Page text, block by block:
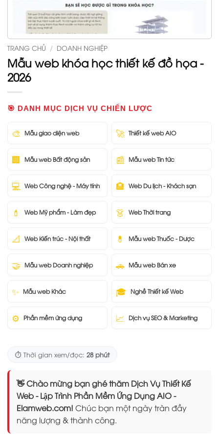
TRANG CHỦ / DOANH NGHIỆP
Mẫu web khóa học thiết kế đồ họa -
2026
🎯 DANH MỤC DỊCH VỤ CHIẾN LƯỢC
🎨 Mẫu giao diện web 🚀 Thiết kế web AIO
🏢 Mẫu web Bất động sản 📰 Mẫu web Tin tức
💻 Web Công nghệ - Máy tính 🏨 Web Du lịch - Khách sạn
💄 Web Mỹ phẩm - Làm đẹp 👗 Web Thời trang
📐 Web Kiến trúc - Nội thất 💊 Mẫu web Thuốc - Dược
🤝 Mẫu web Doanh nghiệp 🚗 Mẫu web Bán xe
✨ Mẫu web Khác 🎓 Nghề Thiết kế Web
⚙️ Phần mềm ứng dụng 📈 Dịch vụ SEO & Marketing
⏱️ Thời gian xem/đọc: 28 phút
👋 Chào mừng bạn ghé thăm Dịch Vụ Thiết Kế
Web - Lập Trình Phần Mềm Ứng Dụng AIO -
Elamweb.com! Chúc bạn một ngày tràn đầy
năng lượng & thành công.